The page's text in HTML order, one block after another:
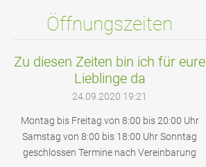
Öffnungszeiten
Zu diesen Zeiten bin ich für eure
Lieblinge da
24.09.2020 19:21
Montag bis Freitag von 8:00 bis 20:00 Uhr
Samstag von 8:00 bis 18:00 Uhr Sonntag
geschlossen Termine nach Vereinbarung